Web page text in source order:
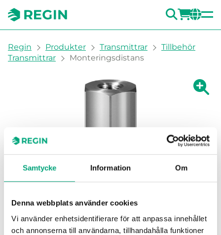
Samtycke Information Om
Denna webbplats använder cookies
Vi använder enhetsidentifierare för att anpassa innehållet
och annonserna till användarna, tillhandahålla funktioner
SÖK
You are here:
Regin Produkter Transmittrar
Tillbehör
Transmittrar
Monteringsdistans
Visa